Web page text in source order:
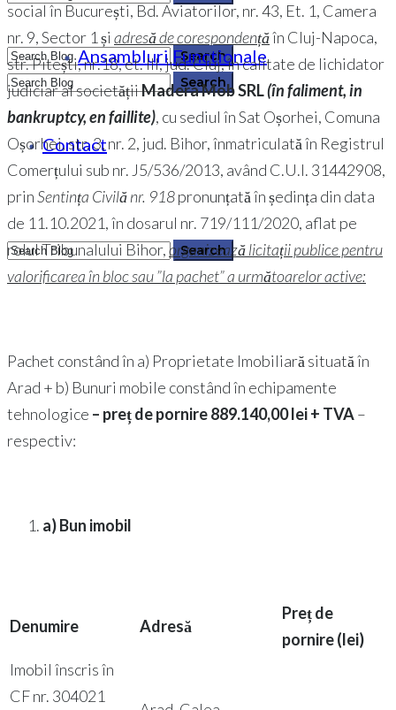
0364 146 512
0364 146 512
Ansambluri Functionale
Contact
social în București, Bd. Aviatorilor, nr. 43, Et. 1, Camera
nr. 9, Sector 1 și adresă de corespondențăîn Cluj-Napoca,
str. Pitești, nr.18, et. III, jud. Cluj, în calitate de lichidator
judiciar al societățiiMadera MobSRL(în faliment, in
bankruptcy, en faillite), cu sediul în Sat Oșorhei, Comuna
Oșorhei, str. 3, nr. 2, jud. Bihor, înmatriculată în Registrul
Comerțului sub nr. J5/536/2013, având C.U.I. 31442908,
prinSentința Civilă nr. 918pronunțată în ședința din data
de 11.10.2021, în dosarul nr. 719/111/2020, aflat pe
rolul Tribunalului Bihor,organizează licitații publice pentru
valorificarea în bloc sau ”la pachet” a următoarelor active:
Pachet constând în a) Proprietate Imobiliară situată în
Arad + b) Bunuri mobile constând în echipamente
tehnologice – preț de pornire 889.140,00 lei + TVA–
respectiv:
a) Bun imobil
Denumire Adresă
Preț de
pornire (lei)
Imobil înscris în
CF nr. 304021